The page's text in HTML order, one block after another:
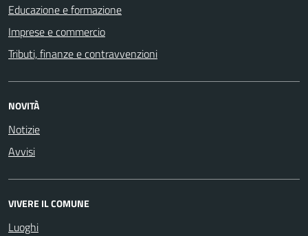
Educazione e formazione
Imprese e commercio
Tributi, finanze e contravvenzioni
NOVITÀ
Notizie
Avvisi
VIVERE IL COMUNE
Luoghi